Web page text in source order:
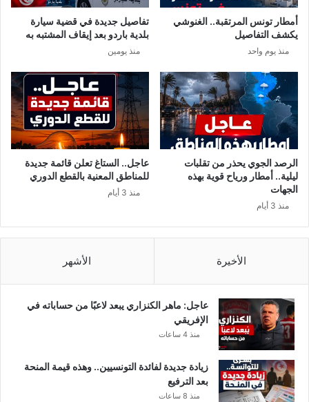
أمطار تونس المرتقبة.. الغنوشي
يكشف التفاصيل
منذ يوم واحد
تفاصيل جديدة في قضية سيارة
بلدية باردو بعد إيقاف المشتبه به
منذ يومين
الرصد الجوي يحذر من تقلبات
ليلية.. أمطار ورياح قوية بهذه
الجهات
منذ 3 أيام
عاجل.. الستاغ تعلن قائمة جديدة
للمناطق المعنية بالقطع الدوري
منذ 3 أيام
الأخيرة الأشهر
عاجل: ماهر الكنزاري يبعد لاعبًا من حساباته في
الإفريقي
منذ 4 ساعات
زيادة جديدة لفائدة التونسيين.. وهذه قيمة المنحة
بعد الترفيع
منذ 8 ساعات